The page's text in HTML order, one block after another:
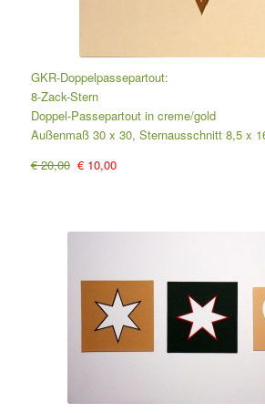
GKR-Doppelpassepartout:
8-Zack-Stern
Doppel-Passepartout in creme/gold
Außenmaß 30 x 30, Sternausschnitt 8,5 x
€ 20,00 € 10,00